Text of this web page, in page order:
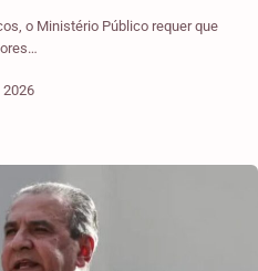
o Ministério Público requer que
2026